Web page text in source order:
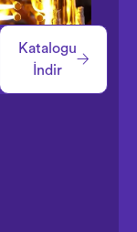
Katalogu
İndir